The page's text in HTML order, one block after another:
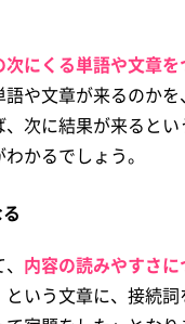
にくる単語や文章
や文章が来るのか
次に結果が来ると
かるでしょう。
内容の読みやすさに
いう文章に、接続